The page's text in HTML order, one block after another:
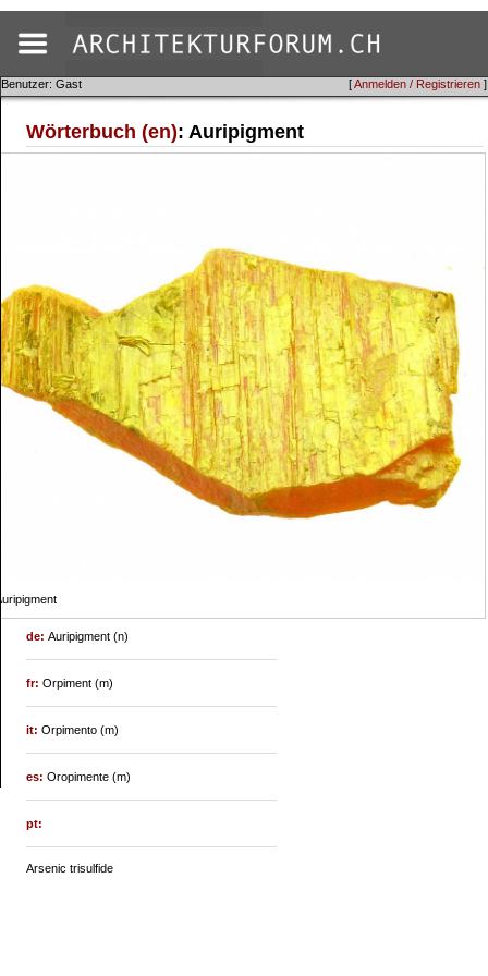
[Anmelden / Registrieren ]
Benutzer: Gast
Wörterbuch (en): Auripigment
de:Auripigment (n)
fr:Orpiment (m)
it:Orpimento (m)
es:Oropimente (m)
pt:
Arsenic trisulfide